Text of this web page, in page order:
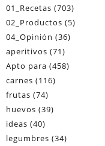
01_Recetas (703)
02_Productos (5)
04_Opinión (36)
aperitivos (71)
Apto para (458)
carnes (116)
frutas (74)
huevos (39)
ideas (40)
legumbres (34)